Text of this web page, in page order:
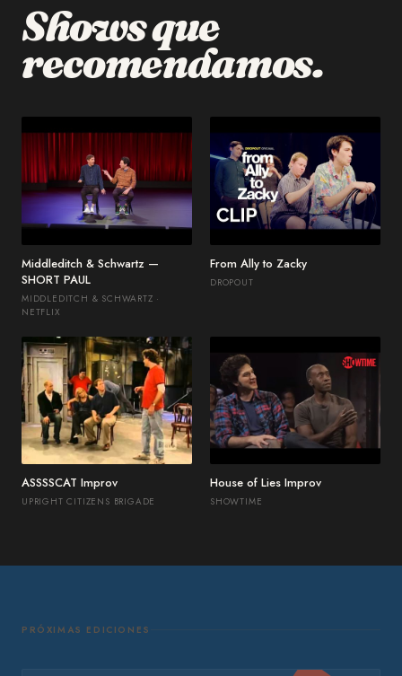
Shows que
recomendamos.
Middleditch & Schwartz —
SHORT PAUL
MIDDLEDITCH & SCHWARTZ ·
NETFLIX
From Ally to Zacky
DROPOUT
ASSSSCAT Improv
UPRIGHT CITIZENS BRIGADE
House of Lies Improv
SHOWTIME
PRÓXIMAS EDICIONES